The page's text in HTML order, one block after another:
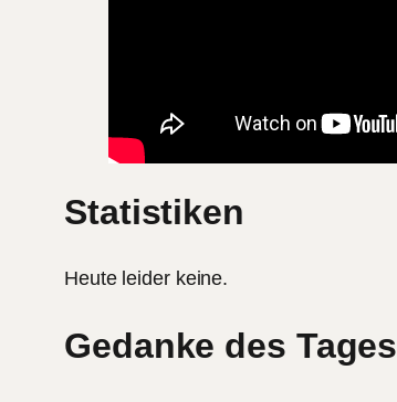
Statistiken
Heute leider keine.
Gedanke des Tages